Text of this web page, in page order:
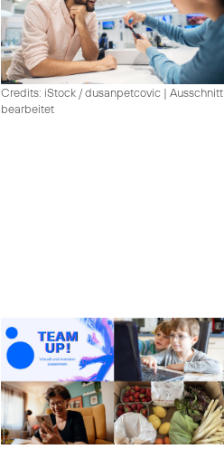
Credits: iStock / dusanpetcovic | Ausschnitt
bearbeitet